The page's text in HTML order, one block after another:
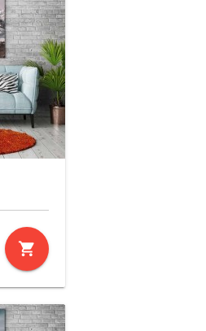
shopping_cart